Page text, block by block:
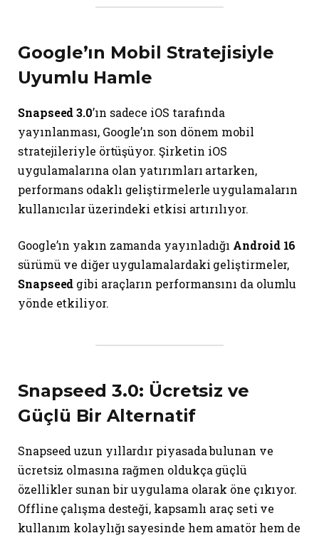
Google’ın Mobil Stratejisiyle
Uyumlu Hamle
Snapseed 3.0’ın sadece iOS tarafında
yayınlanması, Google’ın son dönem mobil
stratejileriyle örtüşüyor. Şirketin iOS
uygulamalarına olan yatırımları artarken,
performans odaklı geliştirmelerle uygulamaların
kullanıcılar üzerindeki etkisi artırılıyor.
Google’ın yakın zamanda yayınladığı Android 16
sürümü ve diğer uygulamalardaki geliştirmeler,
Snapseed gibi araçların performansını da olumlu
yönde etkiliyor.
Snapseed 3.0: Ücretsiz ve
Güçlü Bir Alternatif
Snapseed uzun yıllardır piyasada bulunan ve
ücretsiz olmasına rağmen oldukça güçlü
özellikler sunan bir uygulama olarak öne çıkıyor.
Offline çalışma desteği, kapsamlı araç seti ve
kullanım kolaylığı sayesinde hem amatör hem de